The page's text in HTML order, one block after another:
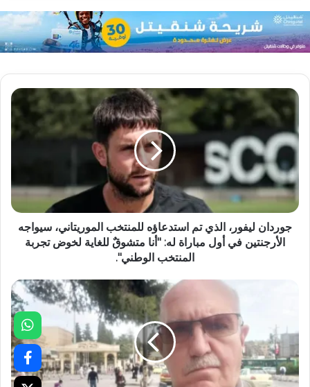
جوردان ليفور، الذي تم استدعاؤه للمنتخب الموريتاني، سيواجه
الأرجنتين في أول مباراة له: "أنا متشوقٌ للغاية لخوض تجربة
المنتخب الوطني".